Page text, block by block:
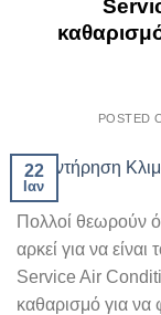
POSTED
22
Ιαν
Πολλοί θεωρούν
αρκεί για να
Service Air
καθαρισμό για